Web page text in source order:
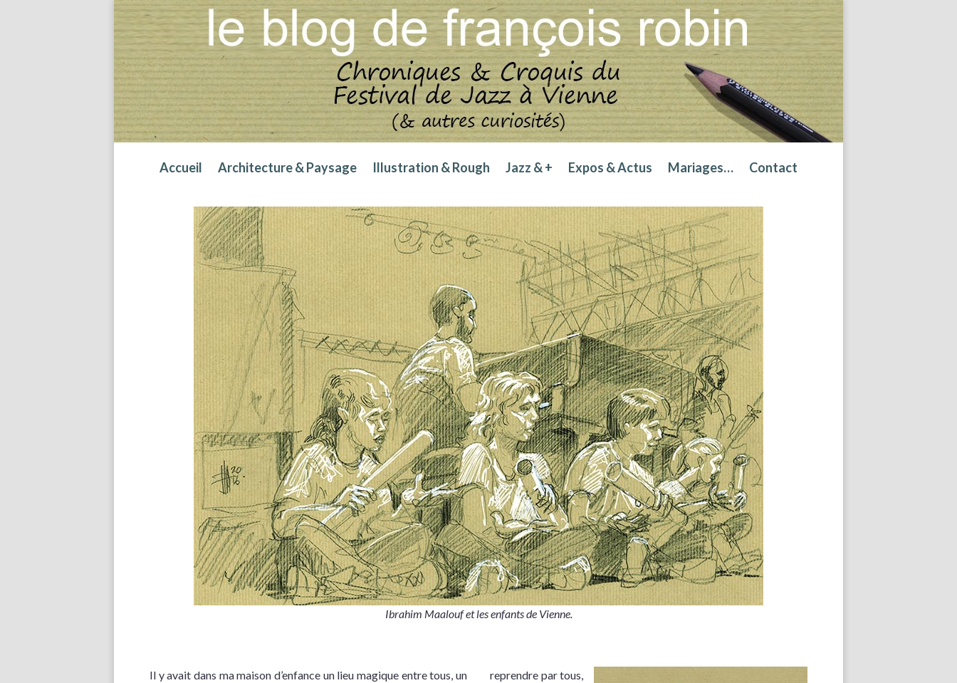
Accueil Architecture & Paysage Illustration & Rough Jazz & + Expos & Actus Mariages… Contact
Ibrahim Maalouf et les enfants de Vienne.
Il y avait dans ma maison d’enfance un lieu magique entre tous, un
reprendre par tous,